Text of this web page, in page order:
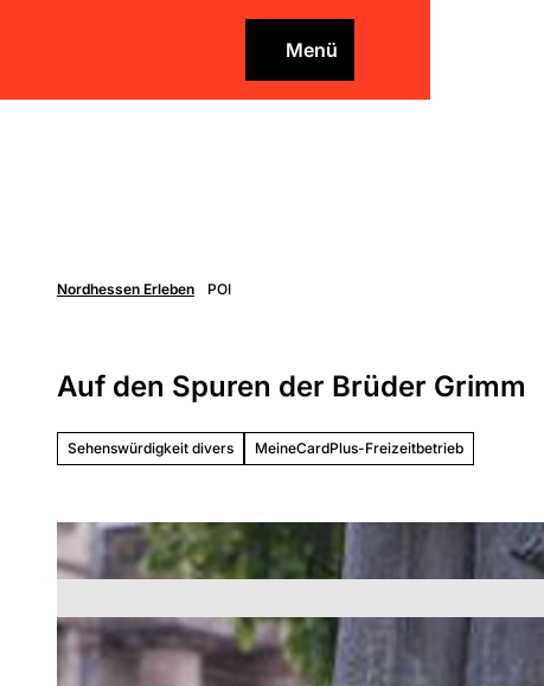
I
Menü
Überblick
Entdecken &
Genießen
Aktiv sein
er
Unterwegs
mit Kindern
die
Region
GrimmHei
Nordhess
Nordhessen Erleben POI
Auf den Spuren der Brüder Grimm
Sehenswürdigkeit divers MeineCardPlus-Freizeitbetrieb